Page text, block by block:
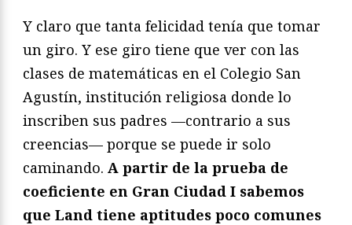
Y claro que tanta felicidad tenía que tomar
un giro. Y ese giro tiene que ver con las
clases de matemáticas en el Colegio San
Agustín, institución religiosa donde lo
inscriben sus padres —contrario a sus
creencias— porque se puede ir solo
caminando. A partir de la prueba de
coeficiente en Gran Ciudad I sabemos
que Land tiene aptitudes poco comunes